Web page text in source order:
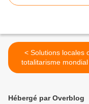
< Solutions locales ou
totalitarisme mondial
nous de choisir !
Hébergé par Overblog